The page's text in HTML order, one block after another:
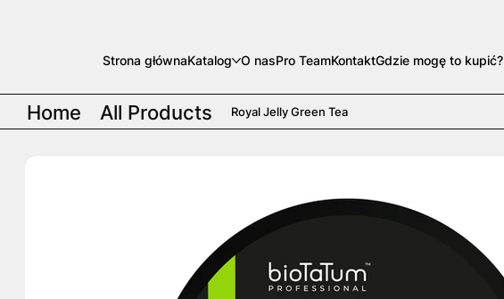
Strona głównaKatalog O nasPro TeamKontaktGdzie mogę to kupić?
Home All Products Royal Jelly Green Tea